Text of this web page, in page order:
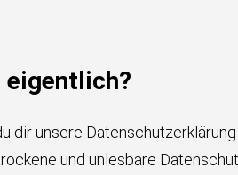
eigentlich?
dir unsere
und unlesbare